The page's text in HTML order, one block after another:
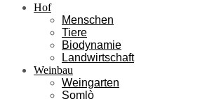
Hof
Menschen
Tiere
Biodynamie
Landwirtschaft
Weinbau
Weingarten
Somlò